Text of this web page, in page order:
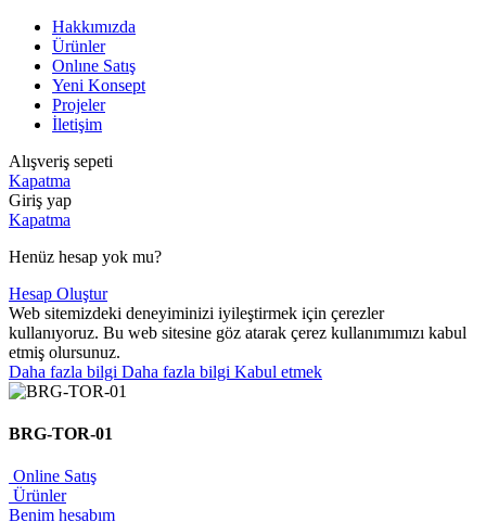
Hakkımızda
Ürünler
Onlıne Satış
Yeni Konsept
Projeler
İletişim
Alışveriş sepeti
Kapatma
Giriş yap
Kapatma
Henüz hesap yok mu?
Hesap Oluştur
Web sitemizdeki deneyiminizi iyileştirmek için çerezler
kullanıyoruz. Bu web sitesine göz atarak çerez kullanımımızı kabul
etmiş olursunuz.
Daha fazla bilgi Daha fazla bilgi Kabul etmek
BRG-TOR-01
Online Satış
Ürünler
Benim hesabım